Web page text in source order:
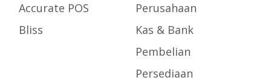
Accurate POS
Bliss
Perusahaan
Kas & Bank
Pembelian
Persediaan